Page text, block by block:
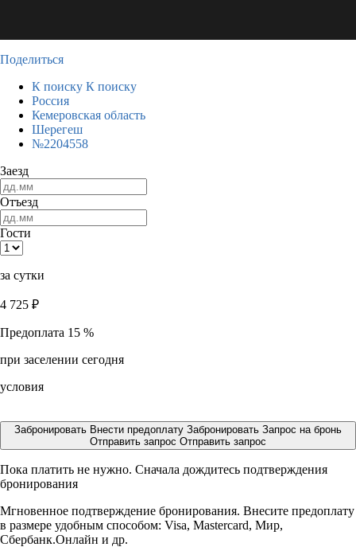
Поделиться
К поиску К поиску
Россия
Кемеровская область
Шерегеш
№2204558
Заезд
Отъезд
Гости
за сутки
4 725 ₽
Предоплата 15 %
при заселении сегодня
условия
Забронировать Внести предоплату Забронировать Запрос на бронь
Отправить запрос Отправить запрос
Пока платить не нужно. Сначала дождитесь подтверждения
бронирования
Мгновенное подтверждение бронирования. Внесите предоплату
в размере удобным способом: Visa, Mastercard, Мир,
Сбербанк.Онлайн и др.